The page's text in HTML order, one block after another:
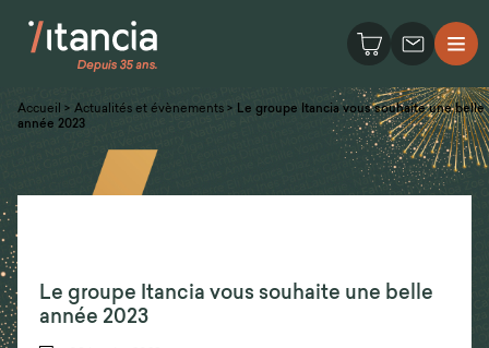
Accueil > Actualités et évènements > Le groupe Itancia vous souhaite une belle
année 2023
Le groupe Itancia vous souhaite une belle
année 2023